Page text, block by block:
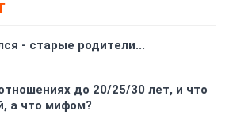
- старые родители...
до 20/25/30 лет, и что
а что мифом?